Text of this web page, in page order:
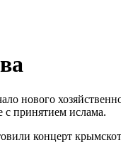
нового
с принятием ислама.
концерт